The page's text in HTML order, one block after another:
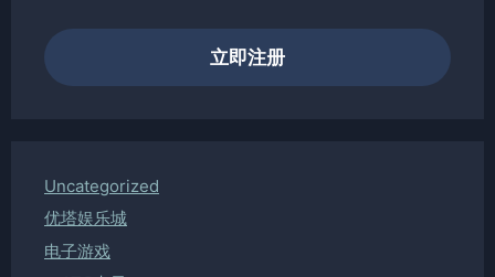
立即注册
Uncategorized
优塔娱乐城
电子游戏